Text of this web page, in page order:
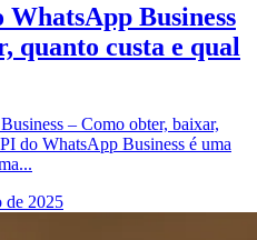
Business
quanto custa e qual
– Como obter, baixar,
do WhatsApp Business é uma
de 2025